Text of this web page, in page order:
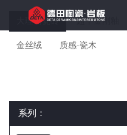
大理石瓷砖 超平金刚釉
金丝绒 质感·瓷木
系列：